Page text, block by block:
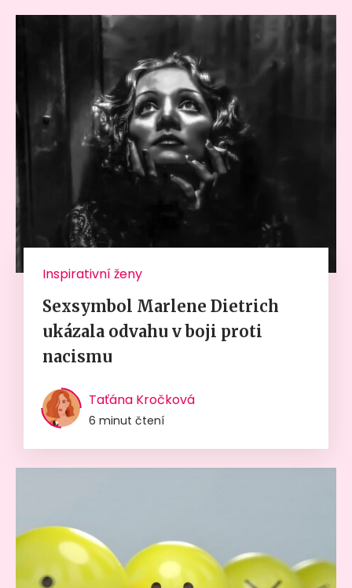
Inspirativní ženy
Sexsymbol Marlene Dietrich
ukázala odvahu v boji proti
nacismu
Taťána Kročková
6 minut čtení